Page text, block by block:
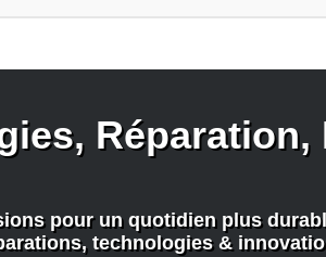
pour un quotidien plus
technologies &